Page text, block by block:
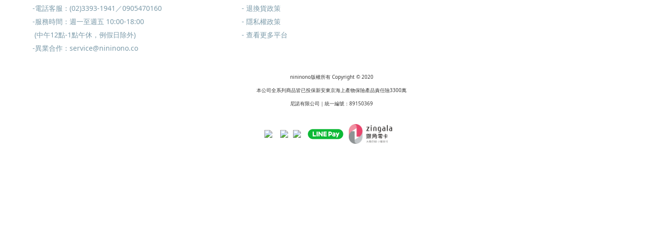
-電話客服：(02)3393-1941／0905470160
-服務時間：週一至週五 10:00-18:00
(中午12點-1點午休，例假日除外)
-異業合作：service@nininono.co
- 退換貨政策
- 隱私權政策
- 查看更多平台
nininono版權所有 Copyright © 2020
本公司全系列商品皆已投保新安東京海上產物保險產品責任險3300萬
尼諾有限公司｜統一編號：89150369